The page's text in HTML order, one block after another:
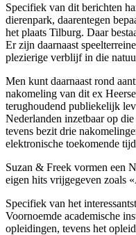
Specifiek van dit berichten
dierenpark, daarentegen
het plaats Tilburg. Daar
Er zijn daarnaast
plezierige verblijf in die
Men kunt daarnaast rond
nakomeling van dit ex
terughoudend publiekelijk
Nederlanden inzetbaar op
tevens bezit drie
elektronische toekomende
Suzan & Freek vormen een
eigen hits vrijgegeven zoals
Specifiek van het
Voornoemde academische
opleidingen, tevens het